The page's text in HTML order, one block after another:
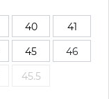
40
41
45
46
45.5